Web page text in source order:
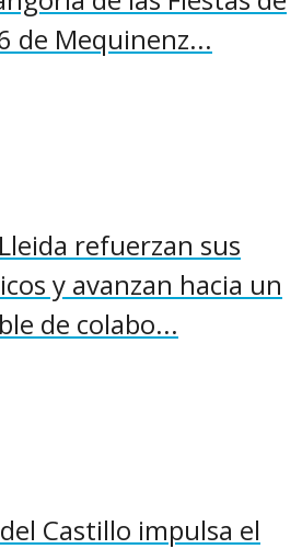
de Mequinenz...
refuerzan sus
y avanzan hacia un
de colabo...
Castillo impulsa el